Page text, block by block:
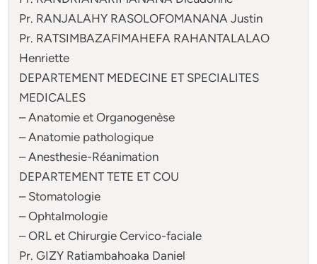
Pr. RANJALAHY RASOLOFOMANANA Justin
Pr. RATSIMBAZAFIMAHEFA RAHANTALALAO
Henriette
DEPARTEMENT MEDECINE ET SPECIALITES
MEDICALES
– Anatomie et Organogenèse
– Anatomie pathologique
– Anesthesie-Réanimation
DEPARTEMENT TETE ET COU
– Stomatologie
– Ophtalmologie
– ORL et Chirurgie Cervico-faciale
Pr. GIZY Ratiambahoaka Daniel